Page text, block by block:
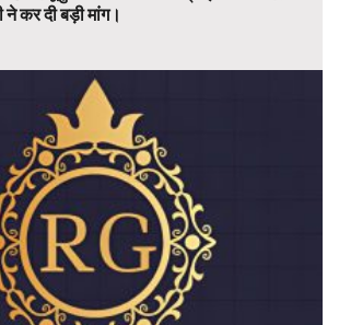
कर दी बड़ी मांग।